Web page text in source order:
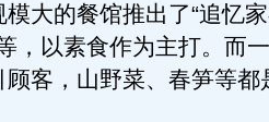
大的餐馆推出了“追忆
，以素食作为主打。而
客，山野菜、春笋等都